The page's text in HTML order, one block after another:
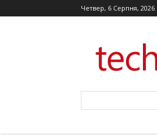
Четвер, 6 Серпня, 2026